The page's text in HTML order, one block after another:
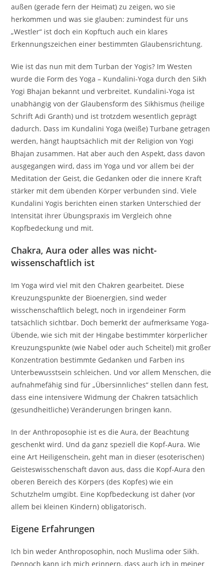
außen (gerade fern der Heimat) zu zeigen, wo sie
herkommen und was sie glauben: zumindest für uns
„Westler“ ist doch ein Kopftuch auch ein klares
Erkennungszeichen einer bestimmten Glaubensrichtung.
Wie ist das nun mit dem Turban der Yogis? Im Westen
wurde die Form des Yoga – Kundalini-Yoga durch den Sikh
Yogi Bhajan bekannt und verbreitet. Kundalini-Yoga ist
unabhängig von der Glaubensform des Sikhismus (heilige
Schrift Adi Granth) und ist trotzdem wesentlich geprägt
dadurch. Dass im Kundalini Yoga (weiße) Turbane getragen
werden, hängt hauptsächlich mit der Religion von Yogi
Bhajan zusammen. Hat aber auch den Aspekt, dass davon
ausgegangen wird, dass im Yoga und vor allem bei der
Meditation der Geist, die Gedanken oder die innere Kraft
stärker mit dem übenden Körper verbunden sind. Viele
Kundalini Yogis berichten einen starken Unterschied der
Intensität ihrer Übungspraxis im Vergleich ohne
Kopfbedeckung und mit.
Chakra, Aura oder alles was nicht-
wissenschaftlich ist
Im Yoga wird viel mit den Chakren gearbeitet. Diese
Kreuzungspunkte der Bioenergien, sind weder
wisschenschaftlich belegt, noch in irgendeiner Form
tatsächlich sichtbar. Doch bemerkt der aufmerksame Yoga-
Übende, wie sich mit der Hingabe bestimmter körperlicher
Kreuzungspunkte (wie Nabel oder auch Scheitel) mit großer
Konzentration bestimmte Gedanken und Farben ins
Unterbewusstsein schleichen. Und vor allem Menschen, die
aufnahmefähig sind für „Übersinnliches“ stellen dann fest,
dass eine intensivere Widmung der Chakren tatsächlich
(gesundheitliche) Veränderungen bringen kann.
In der Anthroposophie ist es die Aura, der Beachtung
geschenkt wird. Und da ganz speziell die Kopf-Aura. Wie
eine Art Heiligenschein, geht man in dieser (esoterischen)
Geisteswisschenschaft davon aus, dass die Kopf-Aura den
oberen Bereich des Körpers (des Kopfes) wie ein
Schutzhelm umgibt. Eine Kopfbedeckung ist daher (vor
allem bei kleinen Kindern) obligatorisch.
Eigene Erfahrungen
Ich bin weder Anthroposophin, noch Muslima oder Sikh.
Dennoch kann ich mich erinnern, dass auch ich in meiner